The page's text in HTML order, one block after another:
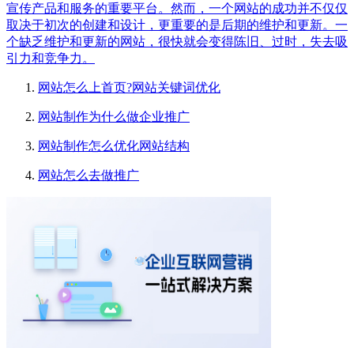
宣传产品和服务的重要平台。然而，一个网站的成功并不仅仅
取决于初次的创建和设计，更重要的是后期的维护和更新。一
个缺乏维护和更新的网站，很快就会变得陈旧、过时，失去吸
引力和竞争力。
网站怎么上首页?网站关键词优化
网站制作为什么做企业推广
网站制作怎么优化网站结构
网站怎么去做推广